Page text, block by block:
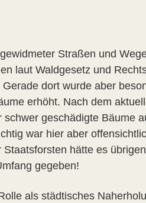
Straßen und
laut Waldgesetz und
dort wurde aber
erhöht. Nach dem
geschädigte Bäume
war hier aber
hätte es
gegeben!
als städtisches